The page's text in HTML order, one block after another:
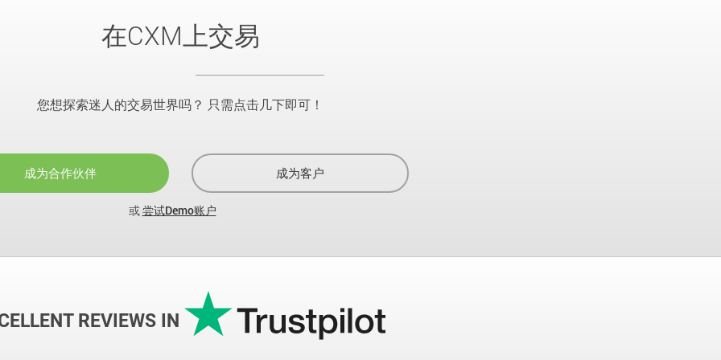
在CXM上交易
您想探索迷人的交易世界吗？ 只需点击几下即可！
成为合作伙伴 成为客户
或尝试Demo账户
REVIEWS IN